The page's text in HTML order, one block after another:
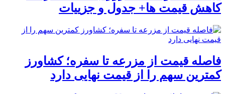
کاهش قیمت ها+ جدول و جزییات
فاصله قیمت از مزرعه تا سفره؛ کشاورز
کمترین سهم را از قیمت نهایی دارد